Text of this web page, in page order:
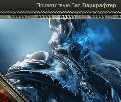
Приветствую Вас Варкрафтер